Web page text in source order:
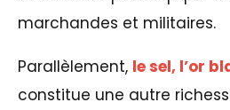
marchandes et militaires.
Parallèlement, le sel, l’or
constitue une autre